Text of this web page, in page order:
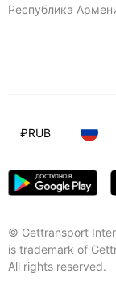
Республика
© Gettransport
is trademark of
All rights reserved.
₽RUB